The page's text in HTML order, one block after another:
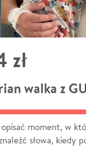
zł
walka z
moment, w
słowa, kiedy